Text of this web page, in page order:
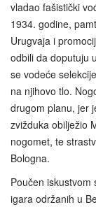
vladao fašistički
1934. godine,
Urugvaja i
odbili da doputuju
se vodeće
na njihovo tlo.
drugom planu, jer
zvižduka obilježio
nogomet, te
Bologna.
Poučen iskustvom
igara održanih u